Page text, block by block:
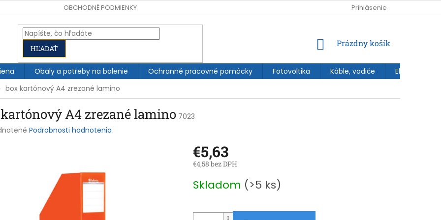
OBCHODNÉ PODMIENKY Prihlásenie
HĽADAŤ
NÁKUPNÝ
Prázdny košík
Obaly a potreby na balenie Ochranné pracovné pomôcky Fotovoltika Káble, vodiče
box kartónový A4 zrezané lamino
A4 zrezané lamino 7023
Podrobnosti hodnotenia
€5,63
€4,58 bez DPH
cena:
Skladom (>5 ks)